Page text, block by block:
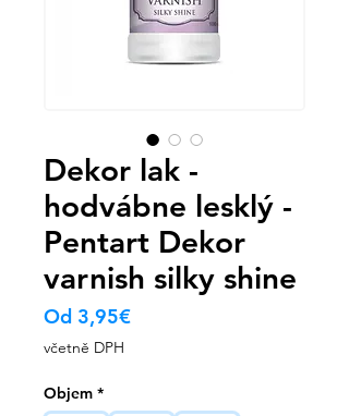
Dekor lak -
hodvábne lesklý -
Pentart Dekor
varnish silky shine
Od 3,95€Zvýhodněná
včetně DPH
Objem *